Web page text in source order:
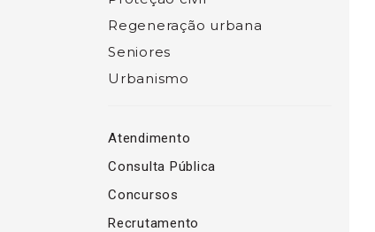
Regeneração urbana
Seniores
Urbanismo
Atendimento
Consulta Pública
Concursos
Recrutamento